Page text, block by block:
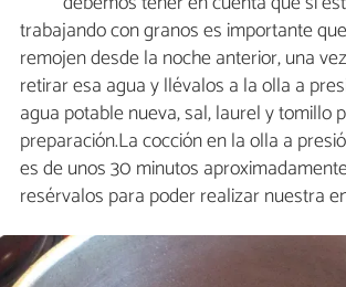
trabajando con granos es importante
remojen desde la noche anterior, una
retirar esa agua y llévalos a la olla a
agua potable nueva, sal, laurel y tomillo
preparación.La cocción en la olla a
es de unos 30 minutos
resérvalos para poder realizar nuestra